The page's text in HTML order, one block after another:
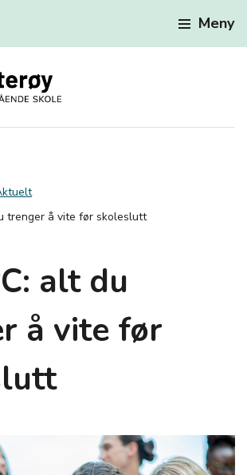
Meny
trenger å vite før skoleslutt
alt du
å vite før